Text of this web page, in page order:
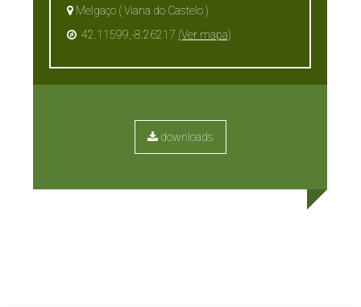
Melgaço ( Viana do Castelo )
42.11599,-8.26217 (Ver mapa)
downloads